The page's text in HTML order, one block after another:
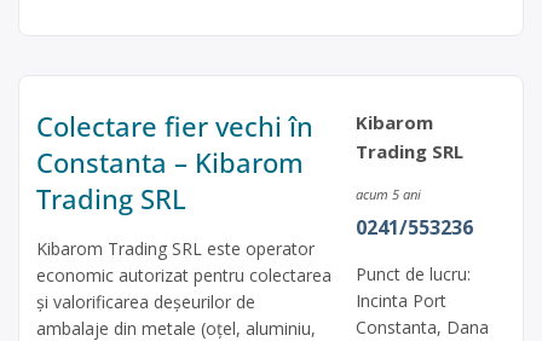
Colectare fier vechi în
Constanta – Kibarom
Trading SRL
Kibarom Trading SRL este operator
economic autorizat pentru colectarea
și valorificarea deșeurilor de
ambalaje din metale (oțel, aluminiu,
Kibarom
Trading SRL
acum 5 ani
0241/553236
Punct de lucru:
Incinta Port
Constanta, Dana